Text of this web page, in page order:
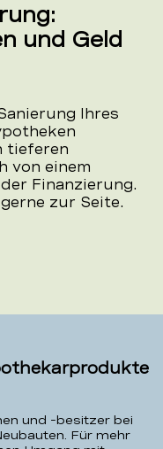
und Geld
Ihres
tieferen
von einem
Finanzierung.
zur Seite.
und -besitzer bei
Für mehr